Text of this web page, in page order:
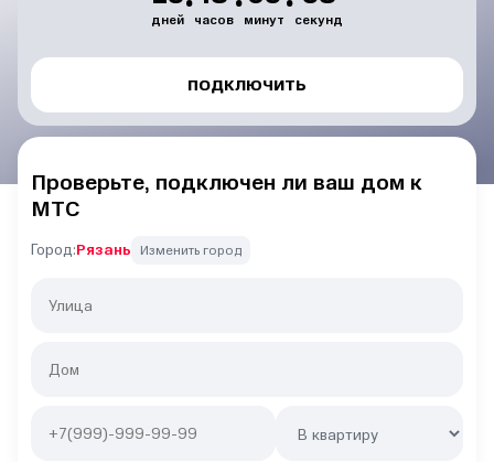
дней часов минут секунд
ПОДКЛЮЧИТЬ
Проверьте, подключен ли ваш дом к
МТС
Город:Рязань Изменить город